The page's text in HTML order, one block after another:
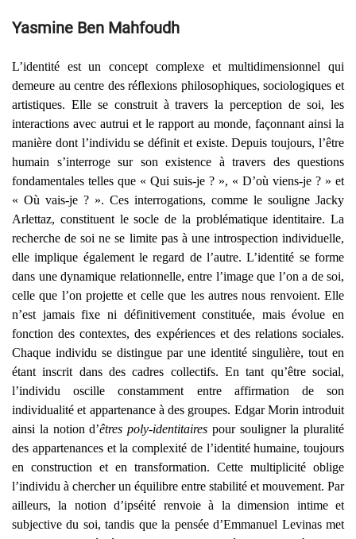
Yasmine Ben Mahfoudh
L’identité est un concept complexe et multidimensionnel qui
demeure au centre des réflexions philosophiques, sociologiques et
artistiques. Elle se construit à travers la perception de soi, les
interactions avec autrui et le rapport au monde, façonnant ainsi la
manière dont l’individu se définit et existe. Depuis toujours, l’être
humain s’interroge sur son existence à travers des questions
fondamentales telles que « Qui suis-je ? », « D’où viens-je ? » et
« Où vais-je ? ». Ces interrogations, comme le souligne Jacky
Arlettaz, constituent le socle de la problématique identitaire. La
recherche de soi ne se limite pas à une introspection individuelle,
elle implique également le regard de l’autre. L’identité se forme
dans une dynamique relationnelle, entre l’image que l’on a de soi,
celle que l’on projette et celle que les autres nous renvoient. Elle
n’est jamais fixe ni définitivement constituée, mais évolue en
fonction des contextes, des expériences et des relations sociales.
Chaque individu se distingue par une identité singulière, tout en
étant inscrit dans des cadres collectifs. En tant qu’être social,
l’individu oscille constamment entre affirmation de son
individualité et appartenance à des groupes. Edgar Morin introduit
ainsi la notion d’êtres poly-identitaires pour souligner la pluralité
des appartenances et la complexité de l’identité humaine, toujours
en construction et en transformation. Cette multiplicité oblige
l’individu à chercher un équilibre entre stabilité et mouvement. Par
ailleurs, la notion d’ipséité renvoie à la dimension intime et
subjective du soi, tandis que la pensée d’Emmanuel Levinas met